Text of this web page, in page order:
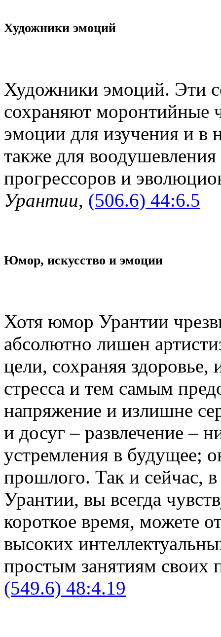
Художники эмоций
Художники эмоций. Эти
сохраняют моронтийные
эмоции для изучения и в
также для
прогрессоров и
Урантии, (506.6) 44:6.5
Юмор, искусство и эмоции
Хотя юмор Урантии
абсолютно лишен
цели, сохраняя здоровье,
стресса и тем самым
напряжение и излишне
и досуг – развлечение –
устремления в будущее;
прошлого. Так и сейчас,
Урантии, вы всегда
короткое время, можете
высоких
простым занятиям своих
(549.6) 48:4.19